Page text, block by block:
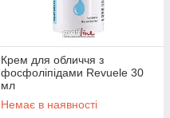
Крем для обличчя з
фосфоліпідами Revuele 30
мл
Немає в наявності